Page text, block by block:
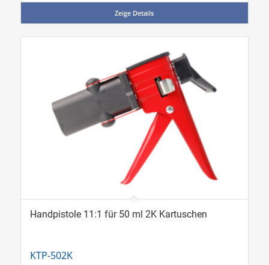
Zeige Details
Handpistole 11:1 für 50 ml 2K Kartuschen
KTP-502K